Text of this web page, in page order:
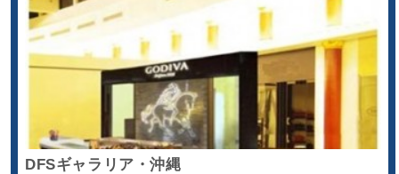
DFSギャラリア・沖縄